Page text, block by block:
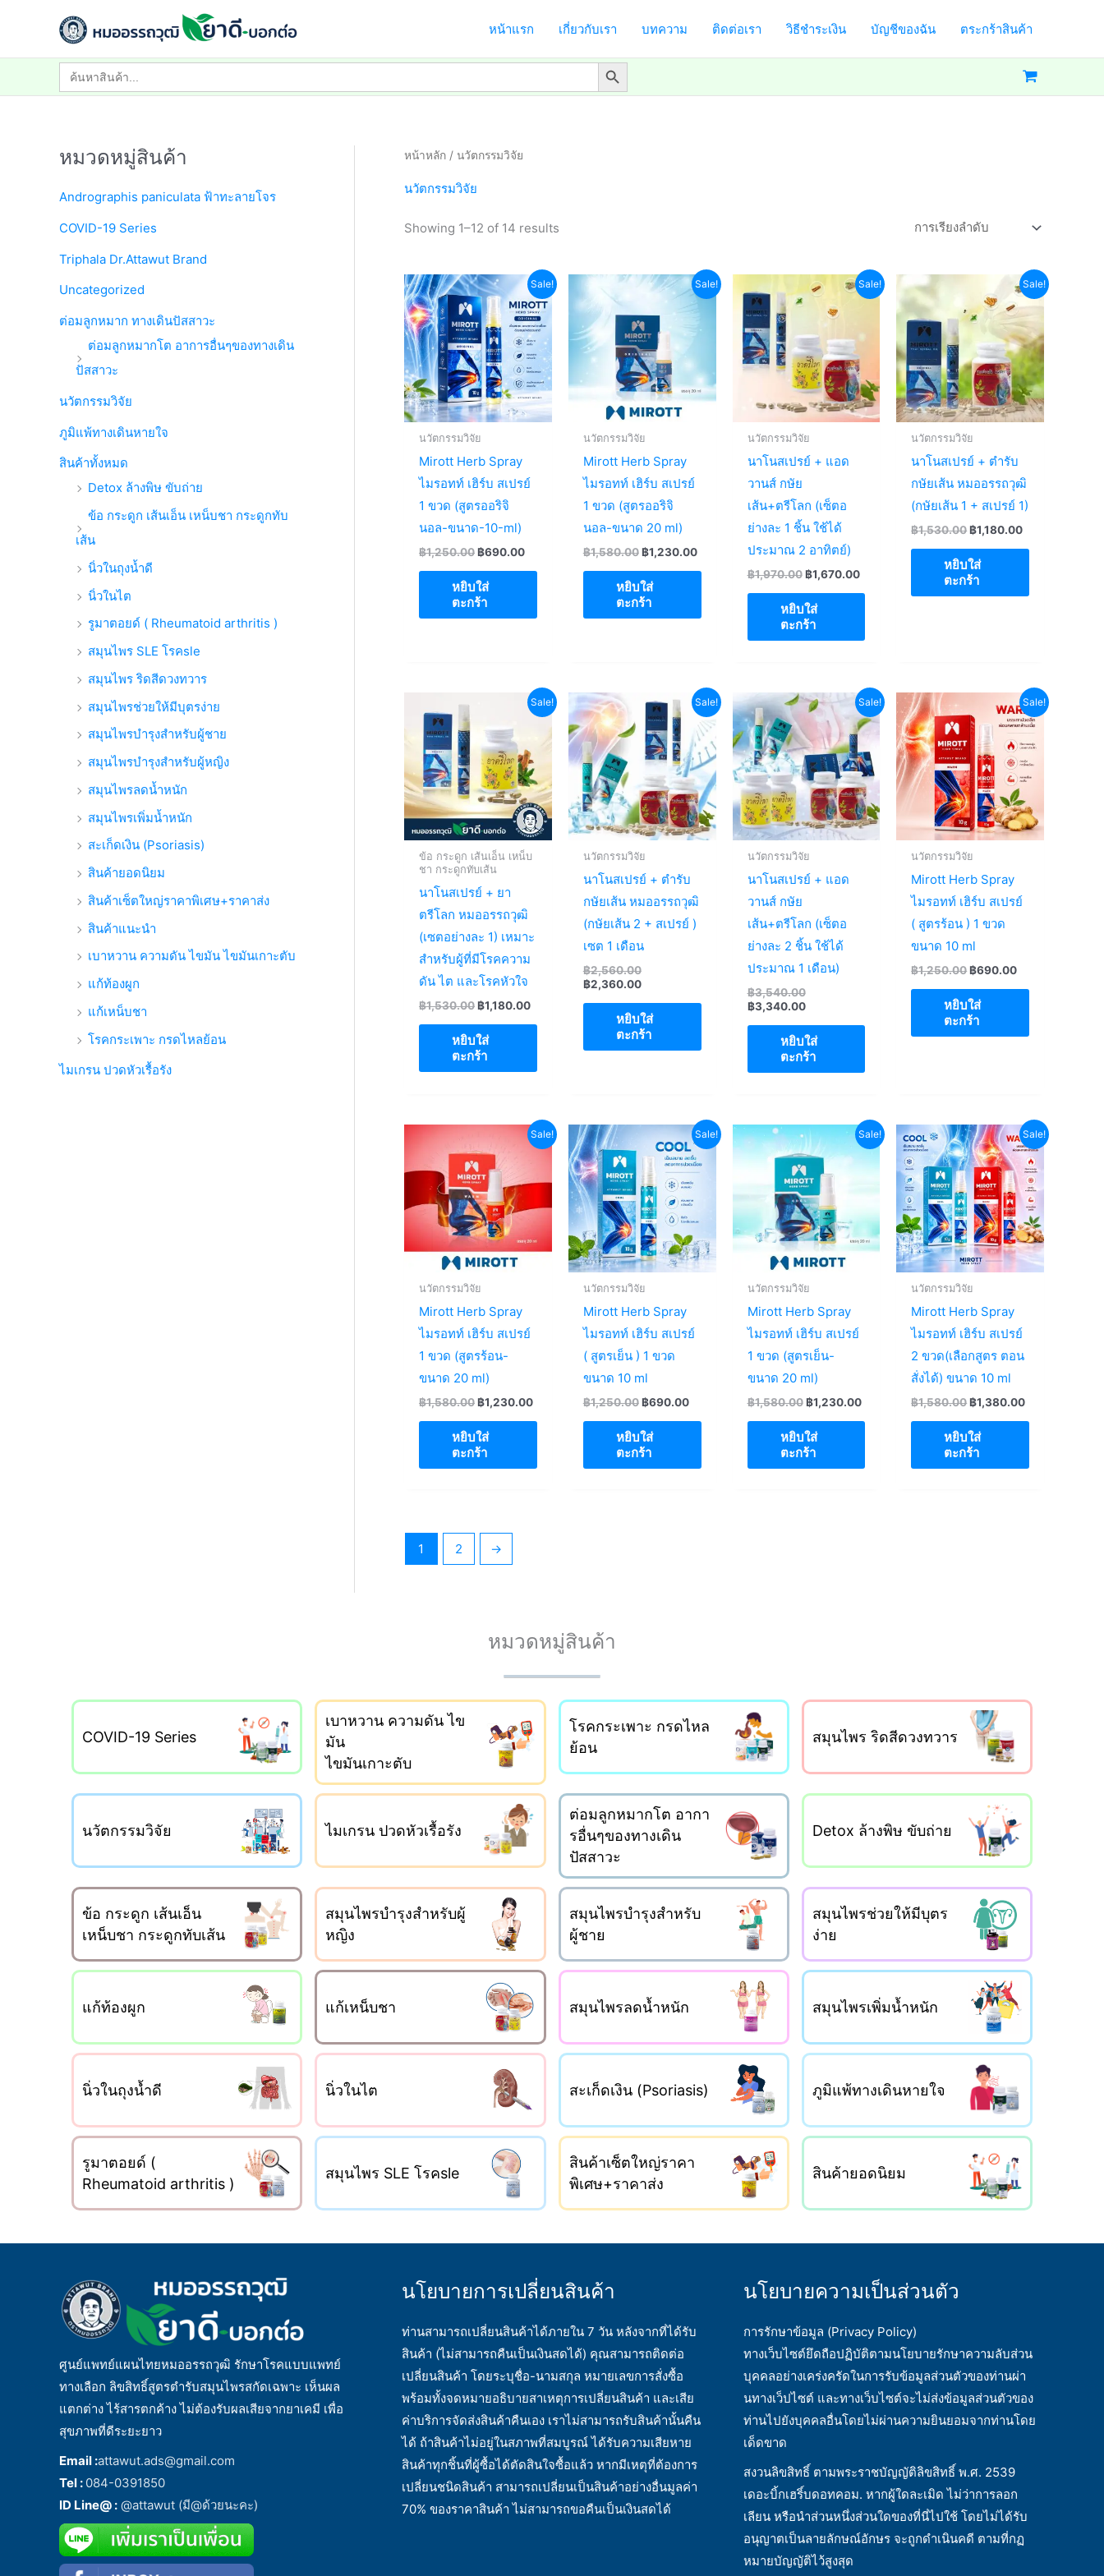
content
หน้าแรก เกี่ยวกับเรา บทความ ติดต่อเรา วิธีชำระเงิน บัญชีของฉัน ตระกร้าสินค้า
Search
for:
Search Button
หมวดหมู่สินค้า
Andrographis paniculata ฟ้าทะลายโจร
COVID-19 Series
Triphala Dr.Attawut Brand
Uncategorized
ต่อมลูกหมาก ทางเดินปัสสาวะ
ต่อมลูกหมากโต อาการอื่นๆของทางเดิน
ปัสสาวะ
นวัตกรรมวิจัย
ภูมิแพ้ทางเดินหายใจ
สินค้าทั้งหมด
Detox ล้างพิษ ขับถ่าย
ข้อ กระดูก เส้นเอ็น เหน็บชา กระดูกทับ
เส้น
นิ่วในถุงน้ำดี
นิ่วในไต
รูมาตอยด์ ( Rheumatoid arthritis )
สมุนไพร SLE โรคsle
สมุนไพร ริดสีดวงทวาร
สมุนไพรช่วยให้มีบุตรง่าย
สมุนไพรบำรุงสำหรับผู้ชาย
สมุนไพรบำรุงสำหรับผู้หญิง
สมุนไพรลดน้ำหนัก
สมุนไพรเพิ่มน้ำหนัก
สะเก็ดเงิน (Psoriasis)
สินค้ายอดนิยม
สินค้าเซ็ตใหญ่ราคาพิเศษ+ราคาส่ง
สินค้าแนะนำ
เบาหวาน ความดัน ไขมัน ไขมันเกาะตับ
แก้ท้องผูก
แก้เหน็บชา
โรคกระเพาะ กรดไหลย้อน
ไมเกรน ปวดหัวเรื้อรัง
หน้าหลัก / นวัตกรรมวิจัย
นวัตกรรมวิจัย
Showing 1–12 of 14 results
Sale!
นวัตกรรมวิจัย
Mirott Herb Spray
ไมรอทท์ เฮิร์บ สเปรย์
1 ขวด (สูตรออริจิ
นอล-ขนาด-10-ml)
฿1,250.00Original
was:
฿1,250.00.
฿690.00Current
หยิบใส่
ตะกร้า
Sale!
นวัตกรรมวิจัย
Mirott Herb Spray
ไมรอทท์ เฮิร์บ สเปรย์
1 ขวด (สูตรออริจิ
นอล-ขนาด 20 ml)
฿1,580.00 Original
was:
฿1,580.00.
฿1,230.00Current
฿1,230.00.
หยิบใส่
ตะกร้า
Sale!
นวัตกรรมวิจัย
นาโนสเปรย์ + แอด
วานส์ กษัย
เส้น+ตรีโลก (เซ็ตอ
ย่างละ 1 ชิ้น ใช้ได้
ประมาณ 2 อาทิตย์)
฿1,970.00 Original
was:
฿1,970.00.
฿1,670.00Current
หยิบใส่
ตะกร้า
Sale!
นวัตกรรมวิจัย
นาโนสเปรย์ + ตำรับ
กษัยเส้น หมออรรถวุฒิ
(กษัยเส้น 1 + สเปรย์ 1)
฿1,530.00Original
was:
฿1,530.00.
฿1,180.00Current
หยิบใส่
ตะกร้า
Sale!
ข้อ กระดูก เส้นเอ็น เหน็บ
ชา กระดูกทับเส้น
นาโนสเปรย์ + ยา
ตรีโลก หมออรรถวุฒิ
(เซตอย่างละ 1) เหมาะ
สำหรับผู้ที่มีโรคความ
ดัน ไต และโรคหัวใจ
฿1,530.00Original
was:
฿1,530.00.
฿1,180.00Current
฿1,180.00.
หยิบใส่
ตะกร้า
Sale!
นวัตกรรมวิจัย
นาโนสเปรย์ + ตำรับ
กษัยเส้น หมออรรถวุฒิ
(กษัยเส้น 2 + สเปรย์ )
เซต 1 เดือน
฿2,560.00Original
price
฿2,560.00.
฿2,360.00Current
is:
฿2,360.00.
หยิบใส่
ตะกร้า
Sale!
นวัตกรรมวิจัย
นาโนสเปรย์ + แอด
วานส์ กษัย
เส้น+ตรีโลก (เซ็ตอ
ย่างละ 2 ชิ้น ใช้ได้
ประมาณ 1 เดือน)
฿3,540.00Original
price
฿3,540.00.
฿3,340.00Current
is:
฿3,340.00.
หยิบใส่
ตะกร้า
Sale!
นวัตกรรมวิจัย
Mirott Herb Spray
ไมรอทท์ เฮิร์บ สเปรย์
( สูตรร้อน ) 1 ขวด
ขนาด 10 ml
฿1,250.00Original
was:
฿1,250.00.
฿690.00Current
หยิบใส่
ตะกร้า
Sale!
นวัตกรรมวิจัย
Mirott Herb Spray
ไมรอทท์ เฮิร์บ สเปรย์
1 ขวด (สูตรร้อน-
ขนาด 20 ml)
฿1,580.00Original
was:
฿1,580.00.
฿1,230.00Current
หยิบใส่
ตะกร้า
Sale!
นวัตกรรมวิจัย
Mirott Herb Spray
ไมรอทท์ เฮิร์บ สเปรย์
( สูตรเย็น ) 1 ขวด
ขนาด 10 ml
฿1,250.00 Original
was:
฿1,250.00.
฿690.00Current
หยิบใส่
ตะกร้า
Sale!
นวัตกรรมวิจัย
Mirott Herb Spray
ไมรอทท์ เฮิร์บ สเปรย์
1 ขวด (สูตรเย็น-
ขนาด 20 ml)
฿1,580.00 Original
was:
฿1,580.00.
฿1,230.00Current
หยิบใส่
ตะกร้า
Sale!
นวัตกรรมวิจัย
Mirott Herb Spray
ไมรอทท์ เฮิร์บ สเปรย์
2 ขวด(เลือกสูตร ตอน
สั่งได้) ขนาด 10 ml
฿1,580.00Original
was:
฿1,580.00.
฿1,380.00Current
หยิบใส่
ตะกร้า
1 2 →
หมวดหมู่สินค้า
COVID-19 Series
เบาหวาน ความดัน ไข
มัน
ไขมันเกาะตับ
โรคกระเพาะ กรดไหล
ย้อน
สมุนไพร ริดสีดวงทวาร
นวัตกรรมวิจัย ไมเกรน ปวดหัวเรื้อรัง
ต่อมลูกหมากโต อากา
รอื่นๆของทางเดิน
ปัสสาวะ
Detox ล้างพิษ ขับถ่าย
ข้อ กระดูก เส้นเอ็น
เหน็บชา กระดูกทับเส้น
สมุนไพรบำรุงสำหรับผู้
หญิง
สมุนไพรบำรุงสำหรับ
ผู้ชาย
สมุนไพรช่วยให้มีบุตร
ง่าย
แก้ท้องผูก แก้เหน็บชา สมุนไพรลดน้ำหนัก สมุนไพรเพิ่มน้ำหนัก
นิ่วในถุงน้ำดี นิ่วในไต สะเก็ดเงิน (Psoriasis) ภูมิแพ้ทางเดินหายใจ
รูมาตอยด์ (
Rheumatoid arthritis )
สมุนไพร SLE โรคsle
สินค้าเซ็ตใหญ่ราคา
พิเศษ+ราคาส่ง
สินค้ายอดนิยม
ศูนย์แพทย์แผนไทยหมออรรถวุฒิ รักษาโรคแบบแพทย์
ทางเลือก ลิขสิทธิ์สูตรตำรับสมุนไพรสกัดเฉพาะ เห็นผล
แตกต่าง ไร้สารตกค้าง ไม่ต้องรับผลเสียจากยาเคมี เพื่อ
สุขภาพที่ดีระยะยาว
Email :attawut.ads@gmail.com
Tel : 084-0391850
ID Line@ : @attawut (มี@ด้วยนะคะ)
นโยบายการเปลี่ยนสินค้า
ท่านสามารถเปลี่ยนสินค้าได้ภายใน 7 วัน หลังจากที่ได้รับ
สินค้า (ไม่สามารถคืนเป็นเงินสดได้) คุณสามารถติดต่อ
เปลี่ยนสินค้า โดยระบุชื่อ-นามสกุล หมายเลขการสั่งซื้อ
พร้อมทั้งจดหมายอธิบายสาเหตุการเปลี่ยนสินค้า และเสีย
ค่าบริการจัดส่งสินค้าคืนเอง เราไม่สามารถรับสินค้านั้นคืน
ได้ ถ้าสินค้าไม่อยู่ในสภาพที่สมบูรณ์ ได้รับความเสียหาย
สินค้าทุกชิ้นที่ผู้ซื้อได้ตัดสินใจซื้อแล้ว หากมีเหตุที่ต้องการ
เปลี่ยนชนิดสินค้า สามารถเปลี่ยนเป็นสินค้าอย่างอื่นมูลค่า
70% ของราคาสินค้า ไม่สามารถขอคืนเป็นเงินสดได้
นโยบายความเป็นส่วนตัว
การรักษาข้อมูล (Privacy Policy)
ทางเว็บไซต์ยึดถือปฏิบัติตามนโยบายรักษาความลับส่วน
บุคคลอย่างเคร่งครัดในการรับข้อมูลส่วนตัวของท่านผ่า
นทางเว็ปไซต์ และทางเว็บไซต์จะไม่ส่งข้อมูลส่วนตัวของ
ท่านไปยังบุคคลอื่นโดยไม่ผ่านความยินยอมจากท่านโดย
เด็ดขาด
สงวนลิขสิทธิ์ ตามพระราชบัญญัติลิขสิทธิ์ พ.ศ. 2539
เดอะบิ้กเฮริ์บดอทคอม. หากผู้ใดละเมิด ไม่ว่าการลอก
เลียน หรือนำส่วนหนึ่งส่วนใดของที่นี่ไปใช้ โดยไม่ได้รับ
อนุญาตเป็นลายลักษณ์อักษร จะถูกดำเนินคดี ตามที่กฏ
หมายบัญญัติไว้สูงสุด